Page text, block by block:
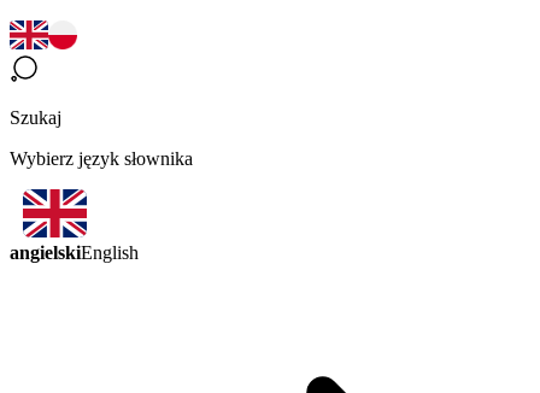
Szukaj
Wybierz język słownika
angielskiEnglish